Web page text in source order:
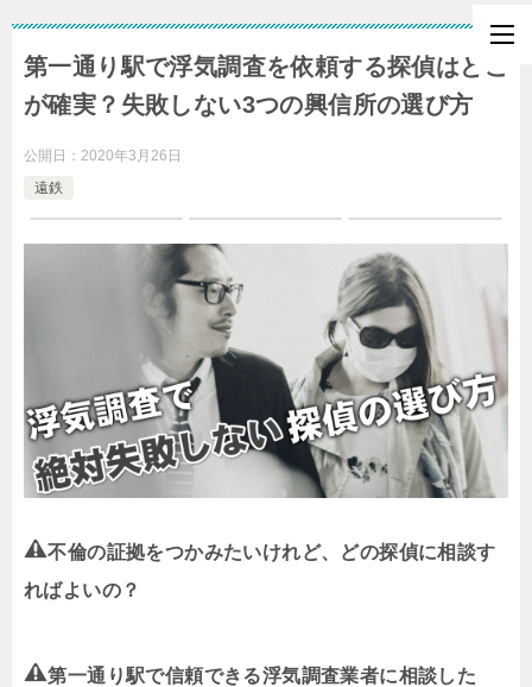
第一通り駅で浮気調査を依頼する探偵はどこ
が確実？失敗しない3つの興信所の選び方
公開日： 2020年3月26日
遠鉄
不倫の証拠をつかみたいけれど、どの探偵に相談す
ればよいの？
第一通り駅で信頼できる浮気調査業者に相談した